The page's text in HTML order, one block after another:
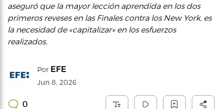
aseguró que la mayor lección aprendida en los dos
primeros reveses en las Finales contra los New York, es
la necesidad de «capitalizar» en los esfuerzos
realizados.
Por EFE
Jun 8, 2026
0